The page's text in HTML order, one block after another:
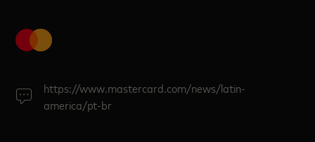
https://www.mastercard.com/news/latin-
america/pt-br